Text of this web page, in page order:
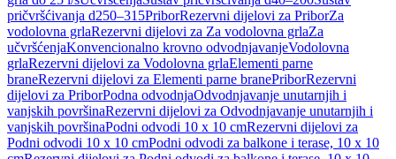
pričvršćivanja d250–315PriborRezervni dijelovi za PriborZa
vodolovna grlaRezervni dijelovi za Za vodolovna grlaZa
učvršćenjaKonvencionalno krovno odvodnjavanjeVodolovna
grlaRezervni dijelovi za Vodolovna grlaElementi parne
braneRezervni dijelovi za Elementi parne branePriborRezervni
dijelovi za PriborPodna odvodnjaOdvodnjavanje unutarnjih i
vanjskih površinaRezervni dijelovi za Odvodnjavanje unutarnjih i
vanjskih površinaPodni odvodi 10 x 10 cmRezervni dijelovi za
Podni odvodi 10 x 10 cmPodni odvodi za balkone i terase, 10 x 10